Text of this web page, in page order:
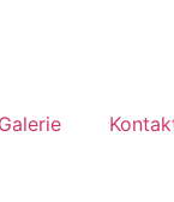
Galerie